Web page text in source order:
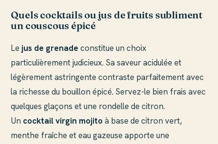
Quels cocktails ou jus de fruits subliment
un couscous épicé
Le jus de grenade constitue un choix
particulièrement judicieux. Sa saveur acidulée et
légèrement astringente contraste parfaitement avec
la richesse du bouillon épicé. Servez-le bien frais avec
quelques glaçons et une rondelle de citron.
Un cocktail virgin mojito à base de citron vert,
menthe fraîche et eau gazeuse apporte une